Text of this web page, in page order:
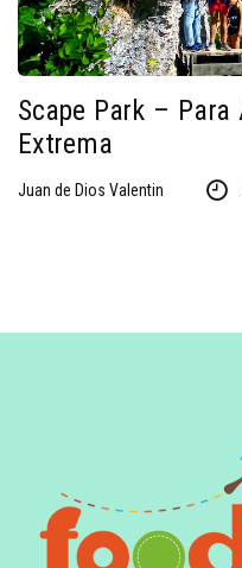
Scape Park –
Extrema
Juan de Dios Valentin